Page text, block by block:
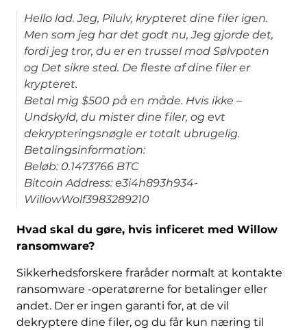
Hello lad. Jeg, Pilulv, krypteret dine filer igen.
Men som jeg har det godt nu, Jeg gjorde det,
fordi jeg tror, ​​du er en trussel mod Sølvpoten
og Det sikre sted. De fleste af dine filer er
krypteret.
Betal mig $500 på en måde. Hvis ikke –
Undskyld, du mister dine filer, og evt
dekrypteringsnøgle er totalt ubrugelig.
Betalingsinformation:
Beløb: 0.1473766 BTC
Bitcoin Address: e3i4h893h934-
WillowWolf3983289210
Hvad skal du gøre, hvis inficeret med Willow
ransomware?
Sikkerhedsforskere fraråder normalt at kontakte
ransomware -operatørerne for betalinger eller
andet. Der er ingen garanti for, at de vil
dekryptere dine filer, og du får kun næring til